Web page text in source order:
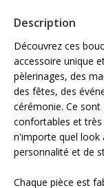
Description
Découvrez ces
accessoire unique
pèlerinages, des
des fêtes, des
cérémonie. Ce
confortables et
n'importe quel look
personnalité et de
Chaque pièce est